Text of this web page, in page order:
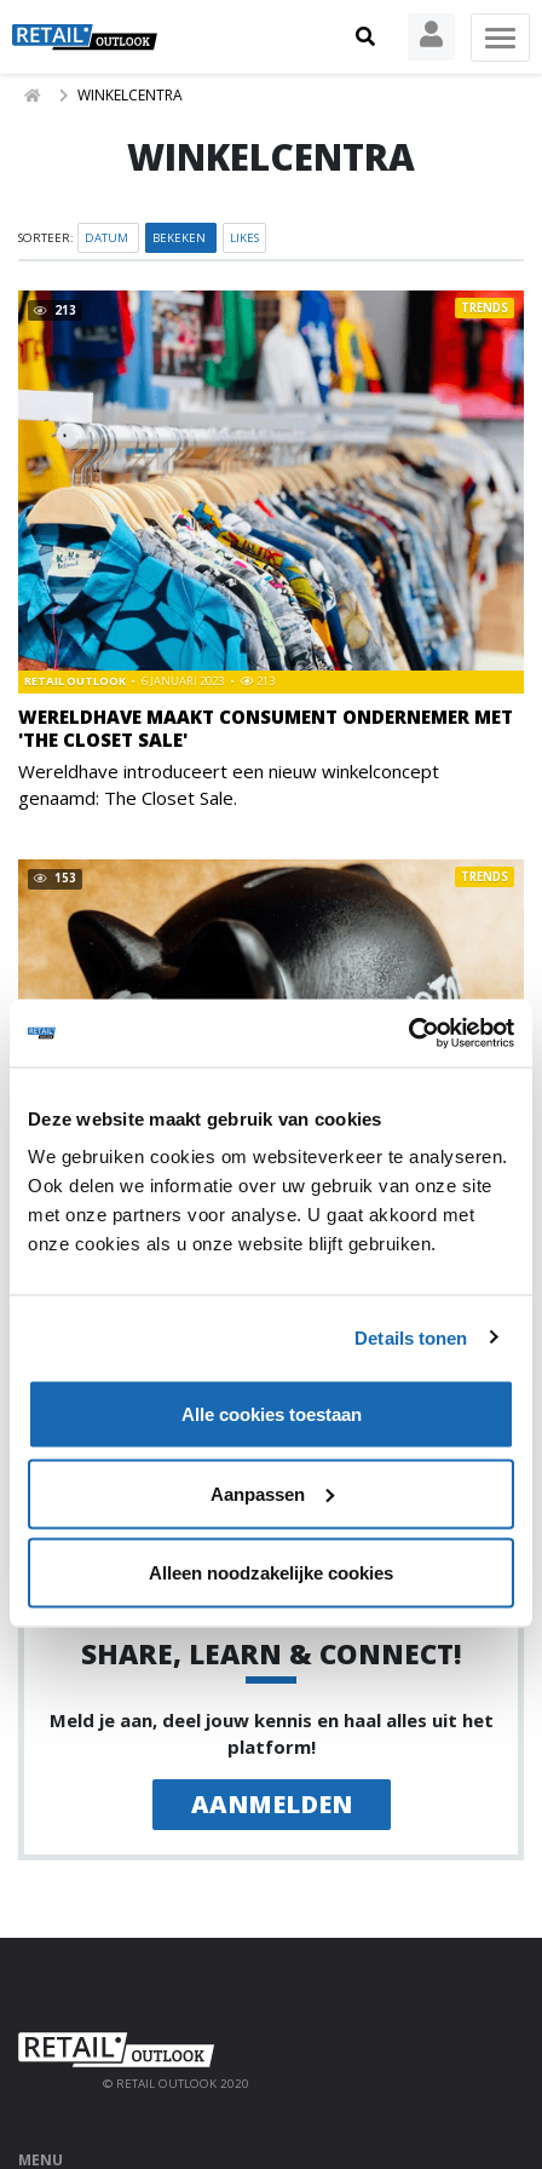
Deze website maakt gebruik van cookies
We gebruiken cookies om websiteverkeer te analyseren.
Ook delen we informatie over uw gebruik van onze site
met onze partners voor analyse. U gaat akkoord met
onze cookies als u onze website blijft gebruiken.
Details tonen
Alle cookies toestaan
Aanpassen
Alleen noodzakelijke cookies
WINKELCENTRA
WINKELCENTRA
SORTEER: DATUM BEKEKEN LIKES
213
WERELDHAVE MAAKT CONSUMENT ONDERNEMER MET
'THE CLOSET SALE'
RETAIL OUTLOOK 6 JANUARI 2023 213
TRENDS
Wereldhave introduceert een nieuw winkelconcept
genaamd: The Closet Sale.
153
RETAIL OUTLOOK 18 DECEMBER 2023 153
TRENDS
Vanaf 18 december kunnen consumenten bij The Point
1
SHARE, LEARN & CONNECT!
Meld je aan, deel jouw kennis en haal alles uit het
platform!
AANMELDEN
© RETAIL OUTLOOK 2020
MENU